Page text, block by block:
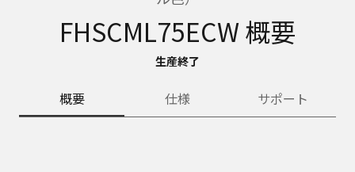
FHSCML75ECW 概要
生産終了
概要 仕様 サポート